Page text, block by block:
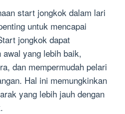
start jongkok dalam lari
untuk mencapai
jongkok dapat
yang lebih baik,
dan mempermudah pelari
Hal ini memungkinkan
yang lebih jauh dengan